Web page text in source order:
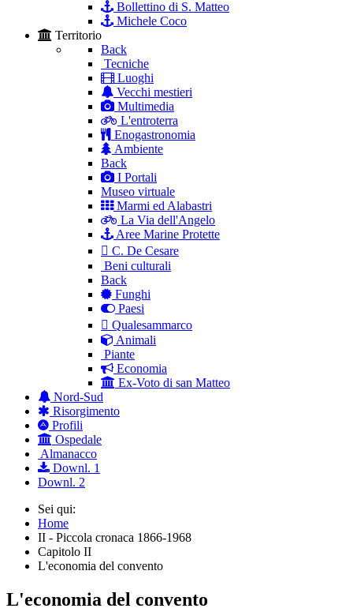
Bollettino di S. Matteo
Michele Coco
Territorio
Back
Tecniche
Luoghi
Vecchi mestieri
Multimedia
L'entroterra
Enogastronomia
Ambiente
Back
I Portali
Museo virtuale
Marmi ed Alabastri
La Via dell'Angelo
Aree Marine Protette
C. De Cesare
Beni culturali
Back
Funghi
Paesi
Qualesammarco
Animali
Piante
Economia
Ex-Voto di san Matteo
Nord-Sud
Risorgimento
Profili
Ospedale
Almanacco
Downl. 1
Downl. 2
Sei qui:
Home
II - Piccola cronaca 1866-1968
Capitolo II
L'economia del convento
L'economia del convento